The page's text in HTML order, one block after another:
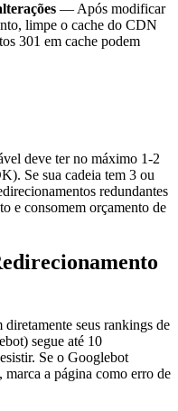
— Após modificar
limpe o cache do CDN
301 em cache podem
deve ter no máximo 1-2
Se sua cadeia tem 3 ou
redundantes
e consomem orçamento de
seus rankings de
segue até 10
Se o Googlebot
a página como erro de